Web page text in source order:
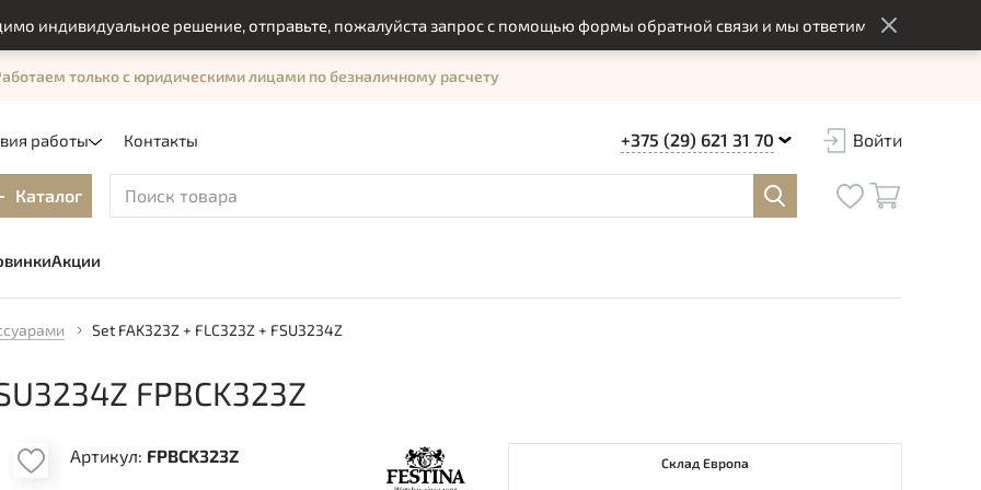
решение, отправьте, пожалуйста запрос с помощью формы обратной связи и мы ответим вам в оптимальный
работы Контакты
только с юридическими лицами по безналичному расчету
+375 (29) 621 31 70 Войти
Каталог
Акции
Set FAK323Z + FLC323Z + FSU3234Z
FPBCK323Z
Артикул: FPBCK323Z Склад Европа